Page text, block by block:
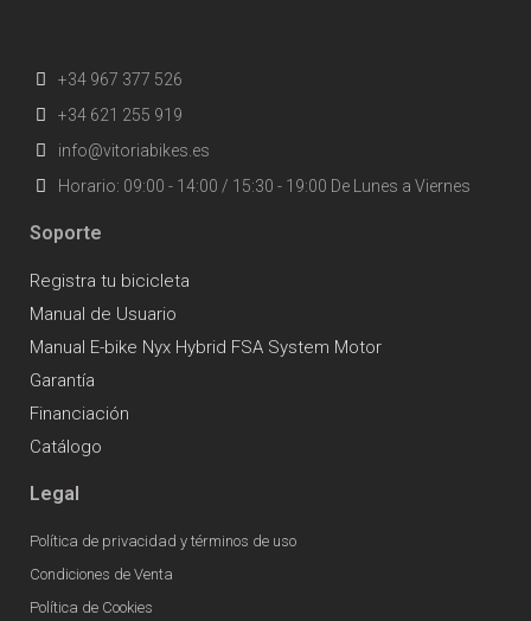
+34 967 377 526
+34 621 255 919
info@vitoriabikes.es
Horario: 09:00 - 14:00 / 15:30 - 19:00 De Lunes a Viernes
Soporte
Registra tu bicicleta
Manual de Usuario
Manual E-bike Nyx Hybrid FSA System Motor
Garantía
Financiación
Catálogo
Legal
Política de privacidad y términos de uso
Condiciones de Venta
Política de Cookies